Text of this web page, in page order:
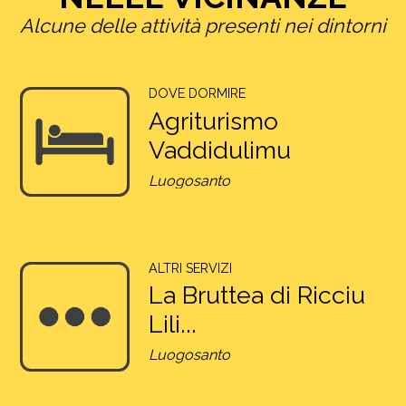
Alcune delle attività presenti nei dintorni
DOVE DORMIRE
Agriturismo
Vaddidulimu
Luogosanto
ALTRI SERVIZI
La Bruttea di Ricciu
Lili...
Luogosanto